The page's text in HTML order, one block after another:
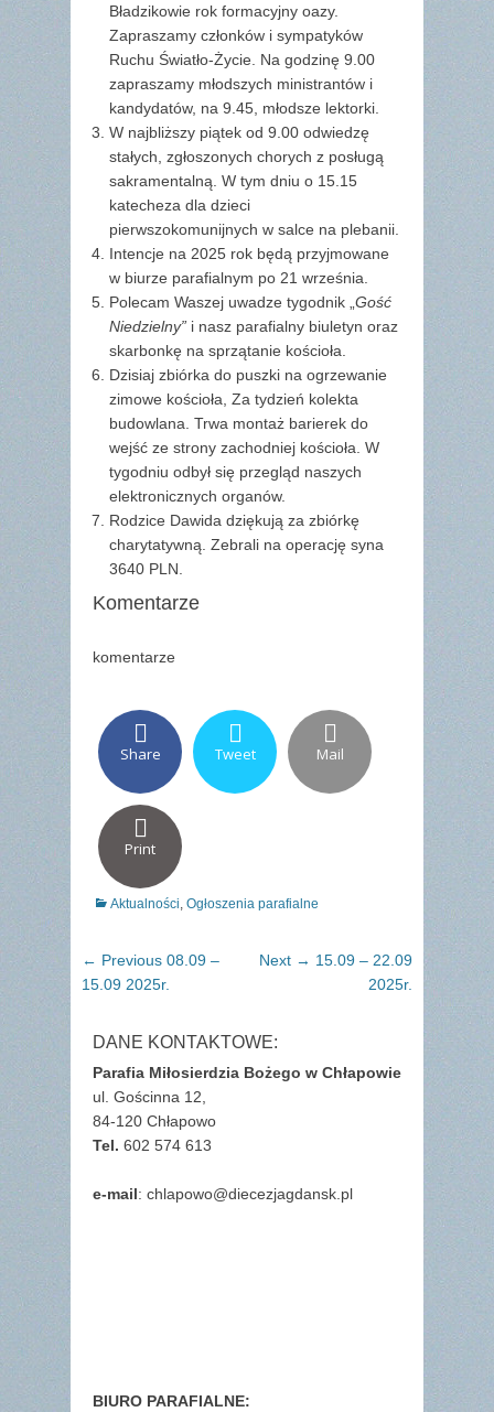
Bładzikowie rok formacyjny oazy.
Zapraszamy członków i sympatyków
Ruchu Światło-Życie. Na godzinę 9.00
zapraszamy młodszych ministrantów i
kandydatów, na 9.45, młodsze lektorki.
W najbliższy piątek od 9.00 odwiedzę
stałych, zgłoszonych chorych z posługą
sakramentalną. W tym dniu o 15.15
katecheza dla dzieci
pierwszokomunijnych w salce na plebanii.
Intencje na 2025 rok będą przyjmowane
w biurze parafialnym po 21 września.
Polecam Waszej uwadze tygodnik „ Gość
Niedzielny” i nasz parafialny biuletyn oraz
skarbonkę na sprzątanie kościoła.
Dzisiaj zbiórka do puszki na ogrzewanie
zimowe kościoła, Za tydzień kolekta
budowlana. Trwa montaż barierek do
wejść ze strony zachodniej kościoła. W
tygodniu odbył się przegląd naszych
elektronicznych organów.
Rodzice Dawida dziękują za zbiórkę
charytatywną. Zebrali na operację syna
3640 PLN.
Komentarze
komentarze
Share Tweet Mail
Print
Categories
Aktualności Ogłoszenia parafialne
Nawigacja
wpisu
← Previous Previous
post:
08.09 –
15.09 2025r.
Next → Next
15.09 – 22.09
2025r.
DANE KONTAKTOWE:
Parafia Miłosierdzia Bożego w Chłapowie
ul. Gościnna 12,
84-120 Chłapowo
Tel. 602 574 613
e-mail: chlapowo@diecezjagdansk.pl
BIURO PARAFIALNE: